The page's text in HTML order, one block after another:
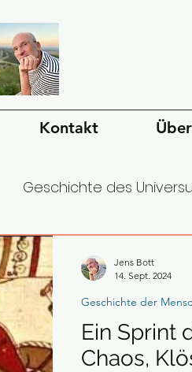
Kontakt
Geschichte des
Geschichte der
Ein Sprint
Chaos,
Geschichte der
Jens Bott
14. Sept. 2024